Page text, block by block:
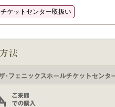
チケットセンター取扱い